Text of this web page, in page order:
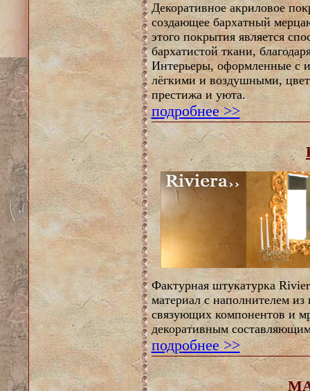
Декоративное акриловое
создающее бархатный
этого покрытия является
бархатистой ткани,
Интерьеры, оформленные с
лёгкими и воздушными,
престижа и уюта.
подробнее >>
Фактурная штукатурка
материал с наполнителем
связующих компонентов и
декоративным
подробнее >>